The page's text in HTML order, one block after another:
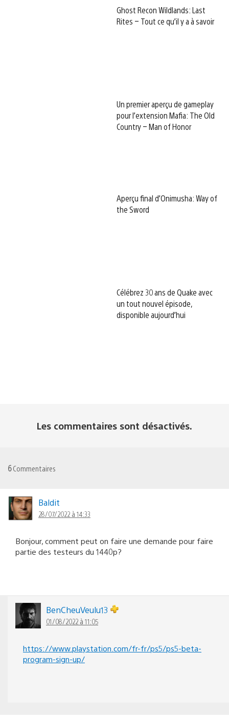
Ghost Recon Wildlands: Last
Rites – Tout ce qu’il y a à savoir
Un premier aperçu de gameplay
pour l’extension Mafia: The Old
Country – Man of Honor
Aperçu final d’Onimusha: Way of
the Sword
Célébrez 30 ans de Quake avec
un tout nouvel épisode,
disponible aujourd’hui
Les commentaires sont désactivés.
6Commentaires
Baldit
28/07/2022 à 14:33
Bonjour, comment peut on faire une demande pour faire
partie des testeurs du 1440p?
BenCheuVeulu13
01/08/2022 à 11:05
https://www.playstation.com/fr-fr/ps5/ps5-beta-
program-sign-up/